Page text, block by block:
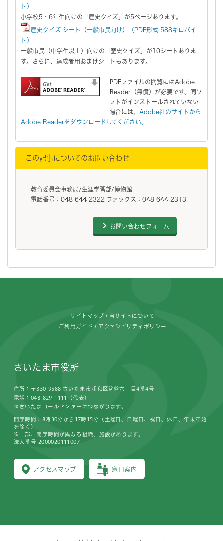
ト）
小学校5・6年生向けの「歴史クイズ」が5ページあります。
歴史クイズ シート（一般市民向け）（PDF形式 588キロバイ
ト）
一般市民（中学生以上）向けの「歴史クイズ」が10シートありま
す。さらに、達成者用おまけシートもあります。
PDFファイルの閲覧にはAdobe
Reader（無償）が必要です。同ソ
フトがインストールされていない
場合には、 Adobe社のサイトから
Adobe Readerをダウンロードしてください。
この記事についてのお問い合わせ
教育委員会事務局/生涯学習部/博物館
電話番号：048-644-2322 ファックス：048-644-2313
お問い合わせフォーム
サイトマップ 当サイトについて
ご利用ガイド アクセシビリティポリシー
さいたま市役所
住所：〒330-9588 さいたま市浦和区常盤六丁目4番4号
電話：048-829-1111（代表）
※さいたまコールセンターにつながります。
アクセスマップ 窓口案内
開庁時間：8時30分から17時15分（土曜日、日曜日、祝日、休日、年末年始
を除く）
※一部、開庁時間が異なる組織、施設があります。
法人番号 2000020111007